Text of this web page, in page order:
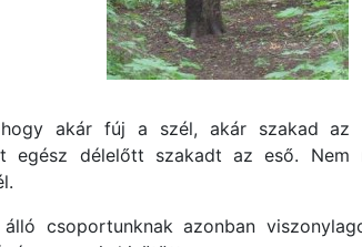
hogy akár fúj a szél, akár szakad
egész délelőtt szakadt az eső. Nem
csoportunknak azonban